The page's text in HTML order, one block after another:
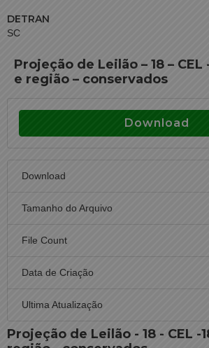
DETRAN
SC
Projeção de Leilão – 18 – CEL
e região – conservados
Download
Download
Tamanho do Arquivo
File Count
Data de Criação
Ultima Atualização
Projeção de Leilão - 18 - CEL -